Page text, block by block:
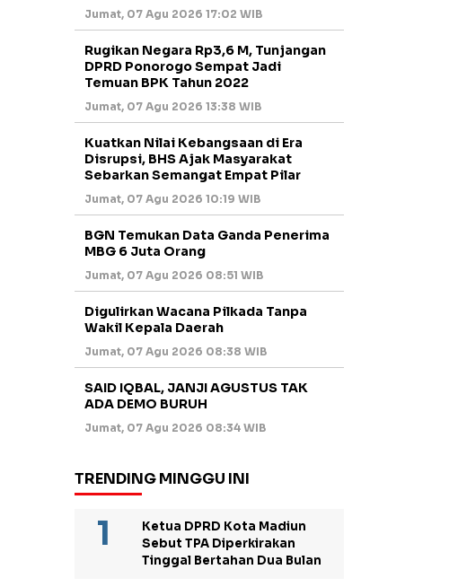
Jumat, 07 Agu 2026 17:02 WIB
Rugikan Negara Rp3,6 M, Tunjangan
DPRD Ponorogo Sempat Jadi
Temuan BPK Tahun 2022
Jumat, 07 Agu 2026 13:38 WIB
Kuatkan Nilai Kebangsaan di Era
Disrupsi, BHS Ajak Masyarakat
Sebarkan Semangat Empat Pilar
Jumat, 07 Agu 2026 10:19 WIB
BGN Temukan Data Ganda Penerima
MBG 6 Juta Orang
Jumat, 07 Agu 2026 08:51 WIB
Digulirkan Wacana Pilkada Tanpa
Wakil Kepala Daerah
Jumat, 07 Agu 2026 08:38 WIB
SAID IQBAL, JANJI AGUSTUS TAK
ADA DEMO BURUH
Jumat, 07 Agu 2026 08:34 WIB
TRENDING MINGGU INI
Ketua DPRD Kota Madiun
Sebut TPA Diperkirakan
Tinggal Bertahan Dua Bulan